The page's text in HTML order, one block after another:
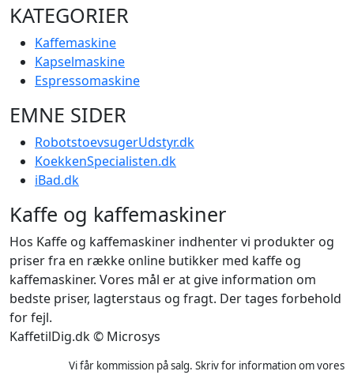
KATEGORIER
Kaffemaskine
Kapselmaskine
Espressomaskine
EMNE SIDER
RobotstoevsugerUdstyr.dk
KoekkenSpecialisten.dk
iBad.dk
Kaffe og kaffemaskiner
Hos Kaffe og kaffemaskiner indhenter vi produkter og
priser fra en række online butikker med kaffe og
kaffemaskiner. Vores mål er at give information om
bedste priser, lagterstaus og fragt. Der tages forbehold
for fejl.
KaffetilDig.dk © Microsys
Vi får kommission på salg. Skriv for information om vores